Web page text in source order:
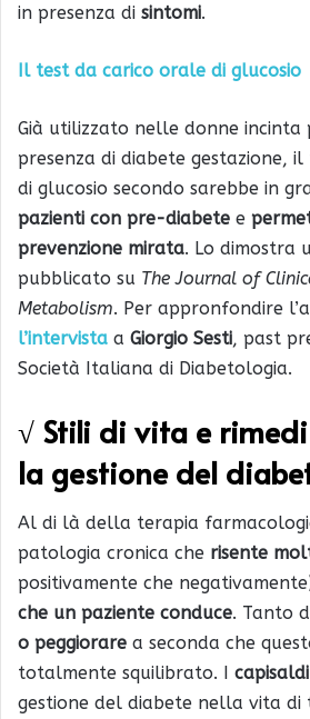
in presenza di sintomi.
Il test da carico orale di glucosio
Già utilizzato nelle donne incinta
presenza di diabete gestazione,
di glucosio secondo sarebbe in
pazienti con pre-diabete e
prevenzione mirata. Lo dimostra
pubblicato su The Journal of
Metabolism. Per appronfondire
l’intervista a Giorgio Sesti, past
Società Italiana di Diabetologia.
√ Stili di vita e
la gestione del
Al di là della terapia
patologia cronica che risente
positivamente che
che un paziente conduce. Tanto
o peggiorare a seconda che
totalmente squilibrato. I capisaldi
gestione del diabete nella vita di